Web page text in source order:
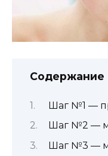
Содержание
Шаг №1 —
Шаг №2 —
Шаг №3 —